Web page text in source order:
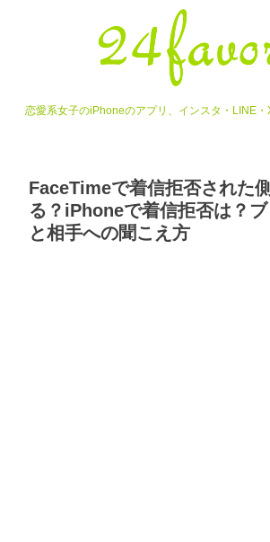
恋愛系女子のiPhoneのアプリ、インスタ・LINE・
FaceTimeで着信拒否された
る？iPhoneで着信拒否は？
と相手への聞こえ方